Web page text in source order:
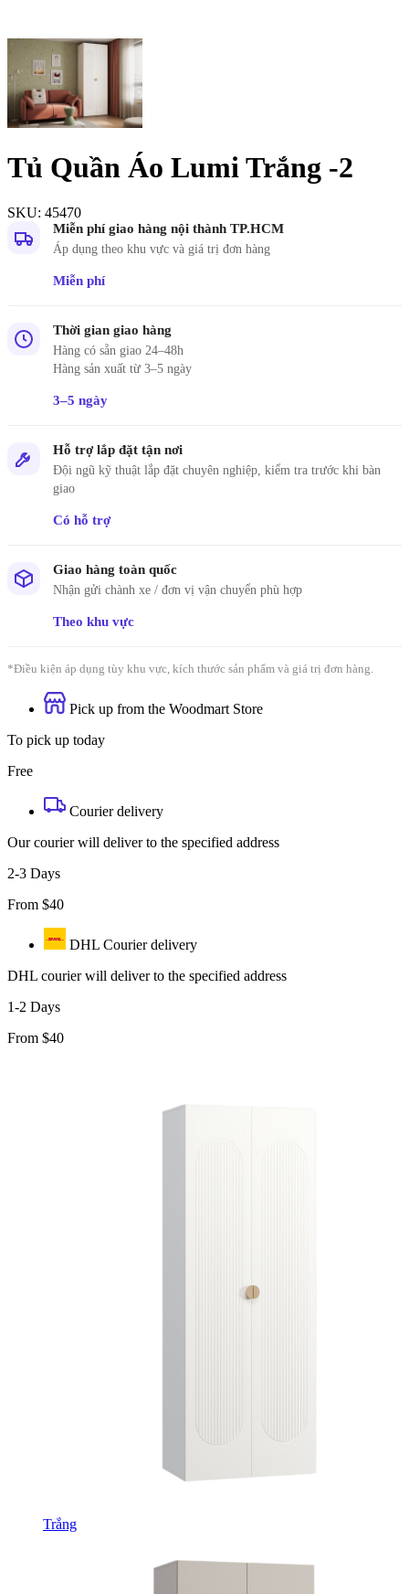
Tủ Quần Áo Lumi Trắng -2
SKU: 45470
Miễn phí giao hàng nội thành TP.HCM
Áp dụng theo khu vực và giá trị đơn hàng
Miễn phí
Thời gian giao hàng
Hàng có sẵn giao 24–48h
Hàng sản xuất từ 3–5 ngày
3–5 ngày
Hỗ trợ lắp đặt tận nơi
Đội ngũ kỹ thuật lắp đặt chuyên nghiệp, kiểm tra trước khi bàn
giao
Có hỗ trợ
Giao hàng toàn quốc
Nhận gửi chành xe / đơn vị vận chuyển phù hợp
Theo khu vực
*Điều kiện áp dụng tùy khu vực, kích thước sản phẩm và giá trị đơn hàng.
Pick up from the Woodmart Store
To pick up today
Free
Courier delivery
Our courier will deliver to the specified address
2-3 Days
From $40
DHL Courier delivery
DHL courier will deliver to the specified address
1-2 Days
From $40
Trắng